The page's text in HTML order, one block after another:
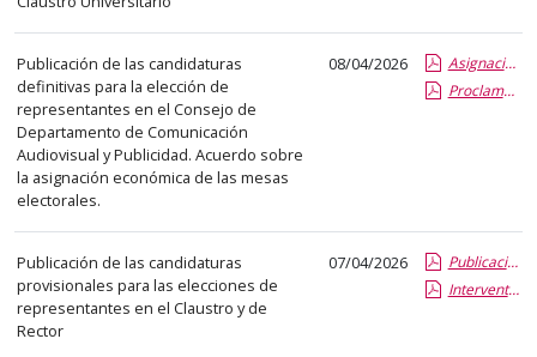
del
anuncio
completo.
Publicación de las candidaturas
definitivas para la elección de
representantes en el Consejo de
Departamento de Comunicación
Audiovisual y Publicidad. Acuerdo sobre
la asignación económica de las mesas
electorales.
08/04/2026
Asignacion economica Mesa.pdf.pdf
Proclamación Candidaturas Definitivas.pdf.pdf
Publicación de las candidaturas
provisionales para las elecciones de
representantes en el Claustro y de
Rector
07/04/2026
Publicacion candidatos y candidaturas provisionales.pdf.pdf
Interventores generales.pdf.pdf